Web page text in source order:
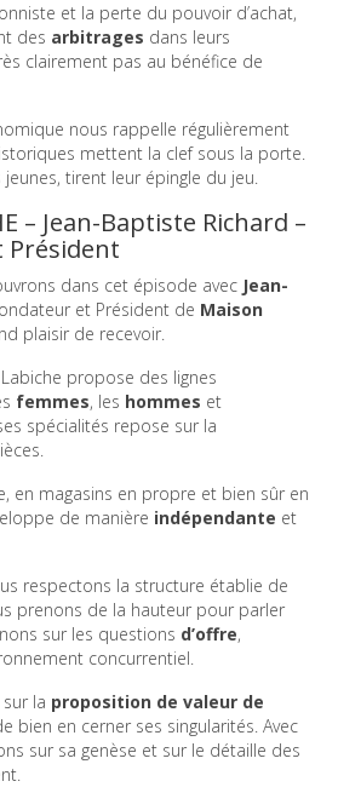
et la perte du pouvoir d’achat,
des arbitrages dans leurs
clairement pas au bénéfice de
nous rappelle régulièrement
mettent la clef sous la porte.
tirent leur épingle du jeu.
– Jean-Baptiste Richard –
Président
dans cet épisode avec Jean-
et Président de Maison
plaisir de recevoir.
propose des lignes
femmes, les hommes et
ses spécialités repose sur la
en magasins en propre et bien sûr en
de manière indépendante et
respectons la structure établie de
prenons de la hauteur pour parler
sur les questions d’offre,
concurrentiel.
la proposition de valeur de
bien en cerner ses singularités. Avec
sur sa genèse et sur le détaille des